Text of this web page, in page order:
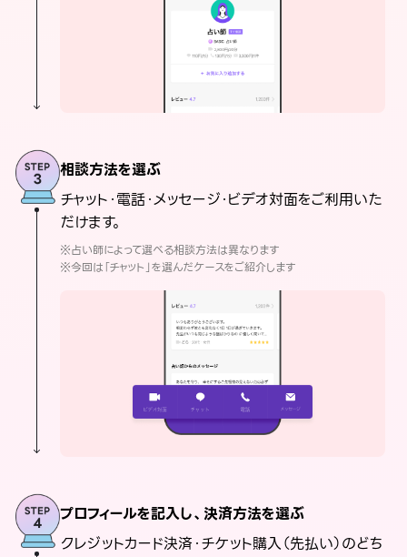
相談方法を選ぶ
チャット・電話・メッセージ・ビデオ対面をご利用いた
だけます。
※占い師によって選べる相談方法は異なります
※今回は「チャット」を選んだケースをご紹介します
プロフィールを記入し、決済方法を選ぶ
クレジットカード決済・チケット購入（先払い）のどち